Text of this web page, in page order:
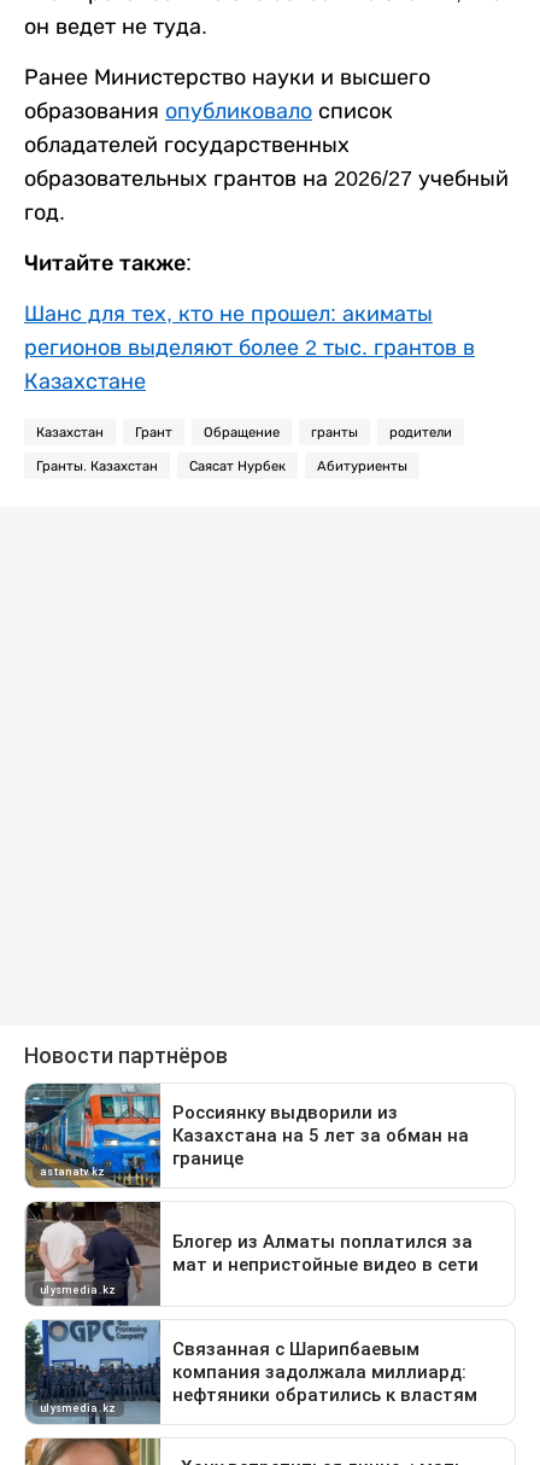
он ведет не туда.
Ранее Министерство науки и высшего
образования опубликовало список
обладателей государственных
образовательных грантов на 2026/27 учебный
год.
Читайте также:
Шанс для тех, кто не прошел: акиматы
регионов выделяют более 2 тыс. грантов в
Казахстане
Казахстан Грант Обращение гранты родители
Гранты. Казахстан Саясат Нурбек Абитуриенты